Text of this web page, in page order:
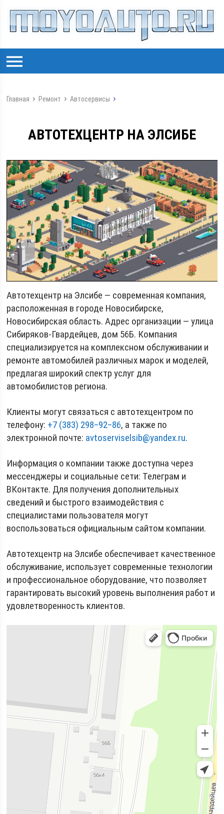
Главная Ремонт Автосервисы
АВТОТЕХЦЕНТР НА ЭЛСИБЕ
Автотехцентр на Элсибе — современная компания,
расположенная в городе Новосибирске,
Новосибирская область. Адрес организации — улица
Сибиряков-Гвардейцев, дом 56Б. Компания
специализируется на комплексном обслуживании и
ремонте автомобилей различных марок и моделей,
предлагая широкий спектр услуг для
автомобилистов региона.
Клиенты могут связаться с автотехцентром по
телефону: +7 (383) 298‒92‒86, а также по
электронной почте: avtoserviselsib@yandex.ru.
Информация о компании также доступна через
мессенджеры и социальные сети: Телеграм и
ВКонтакте. Для получения дополнительных
сведений и быстрого взаимодействия с
специалистами пользователя могут
воспользоваться официальным сайтом компании.
Автотехцентр на Элсибе обеспечивает качественное
обслуживание, использует современные технологии
и профессиональное оборудование, что позволяет
гарантировать высокий уровень выполнения работ и
удовлетворенность клиентов.